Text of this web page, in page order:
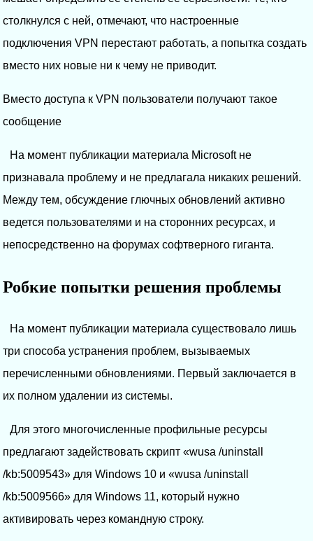
столкнулся с ней, отмечают, что настроенные
подключения VPN перестают работать, а попытка создать
вместо них новые ни к чему не приводит.
Вместо доступа к VPN пользователи получают такое
сообщение
На момент публикации материала Microsoft не
признавала проблему и не предлагала никаких решений.
Между тем, обсуждение глючных обновлений активно
ведется пользователями и на сторонних ресурсах, и
непосредственно на форумах софтверного гиганта.
Робкие попытки решения проблемы
На момент публикации материала существовало лишь
три способа устранения проблем, вызываемых
перечисленными обновлениями. Первый заключается в
их полном удалении из системы.
Для этого многочисленные профильные ресурсы
предлагают задействовать скрипт «wusa /uninstall
/kb:5009543» для Windows 10 и «wusa /uninstall
/kb:5009566» для Windows 11, который нужно
активировать через командную строку.